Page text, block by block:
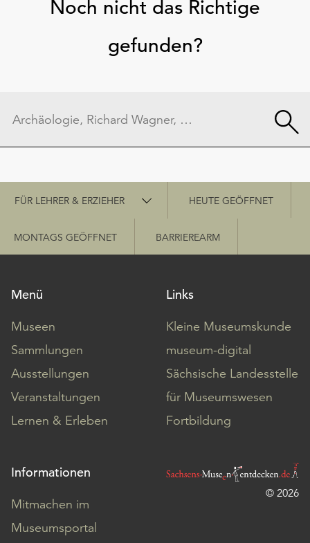
Noch nicht das Richtige
gefunden?
Schnellzugriff
FÜR LEHRER & ERZIEHER HEUTE GEÖFFNET
MONTAGS GEÖFFNET BARRIEREARM
Menü
Museen
Sammlungen
Ausstellungen
Veranstaltungen
Lernen & Erleben
Links
Kleine Museumskunde
museum-digital
Sächsische Landesstelle
für Museumswesen
Fortbildung
Informationen
Mitmachen im
Museumsportal
© 2026